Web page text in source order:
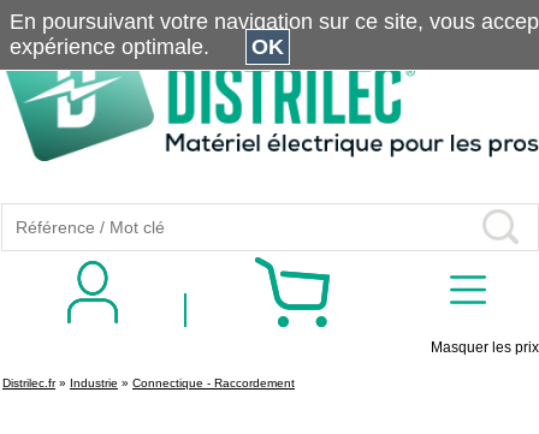
Masquer les prix
Distrilec.fr» Industrie » Connectique - Raccordement
En poursuivant votre navigation sur ce site, vous
expérience optimale.
OK